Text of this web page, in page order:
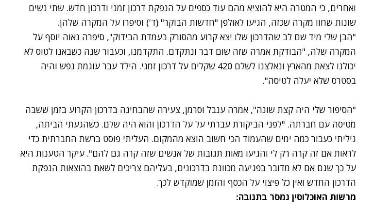
ואחרים, כי המטרה היא להוציא מהם עוד כספים על הנפקת דרכון זמני ודרכון חדש. שתי נשים
שונות שחוו מקרה שכזה, הגיעו לאולפן "חדשות הבוקר" (ד') וסיפרו על המקרה שלהן.
"הבן שלי מיד שם לב שהדרכון שלו יצא קרוע מהסורק בעמדת הבידוק", סיפרה נאוה יוסף על
המקרה שלה, "הבודקת אמרה שזה שום דבר ונתקדם. התקדמנו, וכעבור שנה כשבאנו לטוס לא
יכולנו לצאת מהארץ ונאלצנו לשלם 420 שקלים על דרכון זמני. הילד עבר עוגמת נפש והיה
בסטרס שלא יעלה לטיסה".
"הסיפור שלי היה קצת שונה", אמרה ענבל וסרמן, צעירה שהבחינה בדרכון הקרוע בזמן ששבה
מטיסה עם חברתה. "לפני הביקורת עברתי על על הדרכון והוא היה שלם. כשהגעתי הביתה,
גיליתי כעבור כמה ימים שהעמוד הכי חשוב הוצא מהמקום. העליתי פוסט ברשת החברתית כדי
לראות אם זה קרה רק לי והגיעו מאות תגובות של אנשים שזה קרה גם להם". עיקר הטענות היא
על כך שגם אם לא מדובר בפגיעה מכוונת בדרכונים, בעליהם צריכים לשאת בהוצאות הנפקת
הדרכון החדש ואין כל פיצוי על הכסף והזמן שמוקדש לכך.
מרשות האוכלוסין נמסר בתגובה: